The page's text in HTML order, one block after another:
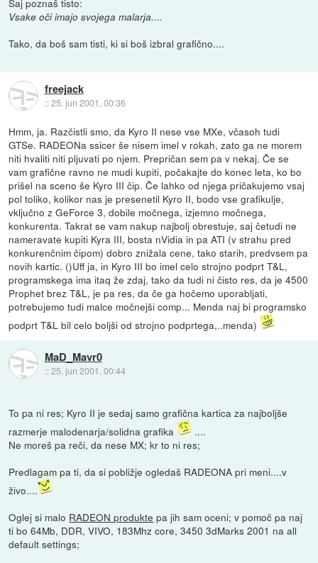
Vsake oči imajo svojega malarja....
Tako, da boš sam tisti, ki si boš izbral grafično....
freejack
::25. jun 2001, 00:36
Hmm, ja. Razčistli smo, da Kyro II nese vse MXe, včasoh tudi
GTSe. RADEONa ssicer še nisem imel v rokah, zato ga ne morem
niti hvaliti niti pljuvati po njem. Prepričan sem pa v nekaj. Če se
vam grafične ravno ne mudi kupiti, počakajte do konec leta, ko bo
prišel na sceno še Kyro III čip. Če lahko od njega pričakujemo vsaj
pol toliko, kolikor nas je presenetil Kyro II, bodo vse grafikulje,
vključno z GeForce 3, dobile močnega, izjemno močnega,
konkurenta. Takrat se vam nakup najbolj obrestuje, saj četudi ne
nameravate kupiti Kyra III, bosta nVidia in pa ATI (v strahu pred
konkurenčnim čipom) dobro znižala cene, tako starih, predvsem pa
novih kartic. ()Uff ja, in Kyro III bo imel celo strojno podprt T&L,
programskega ima itaq že zdaj, tako da tudi ni čisto res, da je 4500
Prophet brez T&L, je pa res, da če ga hočemo uporabljati,
potrebujemo tudi malce močnejši comp... Menda naj bi programsko
podprt T&L bil celo boljši od strojno podprtega,..menda)
MaD_Mavr0
::25. jun 2001, 00:44
To pa ni res; Kyro II je sedaj samo grafična kartica za najboljše
razmerje malodenarja/solidna grafika
....
Ne moreš pa reči, da nese MX; kr to ni res;
Predlagam pa ti, da si pobližje ogledaš RADEONA pri meni....v
živo....
Oglej si malo RADEON produkte pa jih sam oceni; v pomoč pa naj
ti bo 64Mb, DDR, VIVO, 183Mhz core, 3450 3dMarks 2001 na all
default settings;